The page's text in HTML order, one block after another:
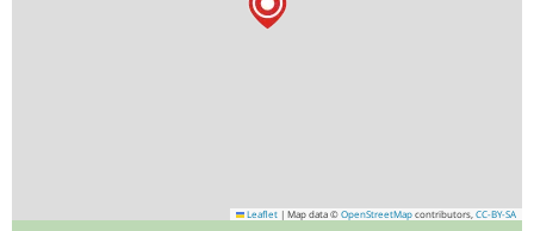
Leaflet | Map data © OpenStreetMap contributors, CC-BY-SA